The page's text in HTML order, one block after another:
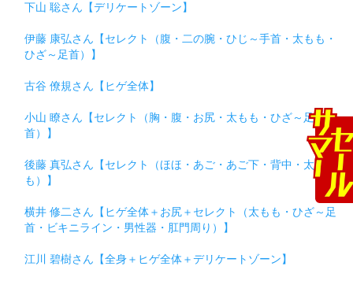
下山 聡さん【デリケートゾーン】
伊藤 康弘さん【セレクト（腹・二の腕・ひじ～手首・太もも・
ひざ～足首）】
古谷 僚規さん【ヒゲ全体】
小山 瞭さん【セレクト（胸・腹・お尻・太もも・ひざ～足
首）】
後藤 真弘さん【セレクト（ほほ・あご・あご下・背中・太も
も）】
横井 修二さん【ヒゲ全体＋お尻＋セレクト（太もも・ひざ～足
首・ビキニライン・男性器・肛門周り）】
江川 碧樹さん【全身＋ヒゲ全体＋デリケートゾーン】